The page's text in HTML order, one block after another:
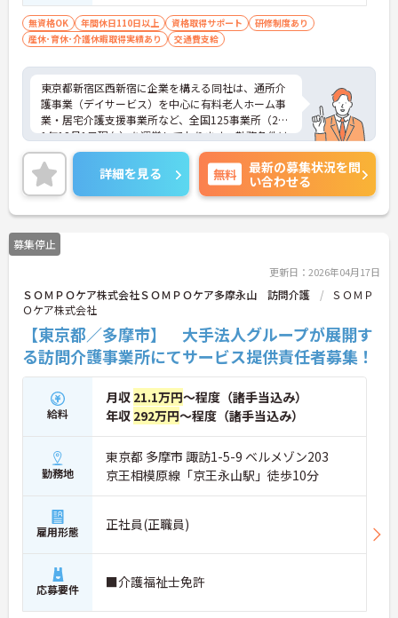
無資格OK 年間休日110日以上 資格取得サポート
研修制度あり
産休･育休･介護休暇取得実績あり
交通費支給
東京都新宿区西新宿に企業を構える同社は、通所介
護事業（デイサービス）を中心に有料老人ホーム事
業・居宅介護支援事業所など、全国125事業所（201
1年12月1日現在）を運営しております。勤務条件は
日勤のみで残業はありませんので、仕事とプライベ
ートが両立できる環境があります。また、ブランク
のある方でも、研修制度が充実しておりますので、
安心してお仕事をスタートして頂けます。
ご興味ある方には、面接対策ポイントなど、さらに
詳細をお話しいたしますのでお気軽にご相談くださ
い。
詳細を見る 無料
最新の募集状況を問
い合わせる
募集停止
更新日：2026年04月17日
ＳＯＭＰＯケア株式会社ＳＯＭＰＯケア多摩永山 訪問介護
ＳＯＭＰ
Ｏケア株式会社
【東京都／多摩市】 大手法人グループが展開す
る訪問介護事業所にてサービス提供責任者募集！
給料
月収 21.1万円～程度（諸手当込み）
年収 292万円～程度（諸手当込み）
勤務地
東京都 多摩市 諏訪1-5-9 ベルメゾン203
京王相模原線「京王永山駅」徒歩10分
雇用形態 正社員(正職員)
応募要件 ■介護福祉士免許